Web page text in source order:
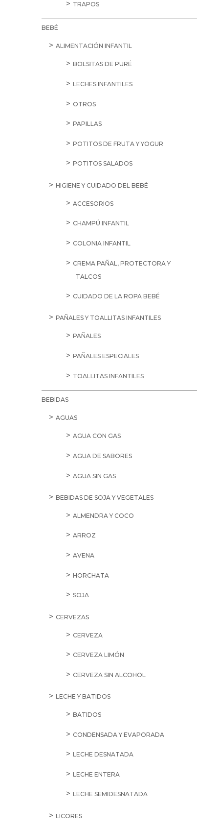
TRAPOS
BEBÉ
ALIMENTACIÓN INFANTIL
BOLSITAS DE PURÉ
LECHES INFANTILES
OTROS
PAPILLAS
POTITOS DE FRUTA Y YOGUR
POTITOS SALADOS
HIGIENE Y CUIDADO DEL BEBÉ
ACCESORIOS
CHAMPÚ INFANTIL
COLONIA INFANTIL
CREMA PAÑAL, PROTECTORA Y
TALCOS
CUIDADO DE LA ROPA BEBÉ
PAÑALES Y TOALLITAS INFANTILES
PAÑALES
PAÑALES ESPECIALES
TOALLITAS INFANTILES
BEBIDAS
AGUAS
AGUA CON GAS
AGUA DE SABORES
AGUA SIN GAS
BEBIDAS DE SOJA Y VEGETALES
ALMENDRA Y COCO
ARROZ
AVENA
HORCHATA
SOJA
CERVEZAS
CERVEZA
CERVEZA LIMÓN
CERVEZA SIN ALCOHOL
LECHE Y BATIDOS
BATIDOS
CONDENSADA Y EVAPORADA
LECHE DESNATADA
LECHE ENTERA
LECHE SEMIDESNATADA
LICORES